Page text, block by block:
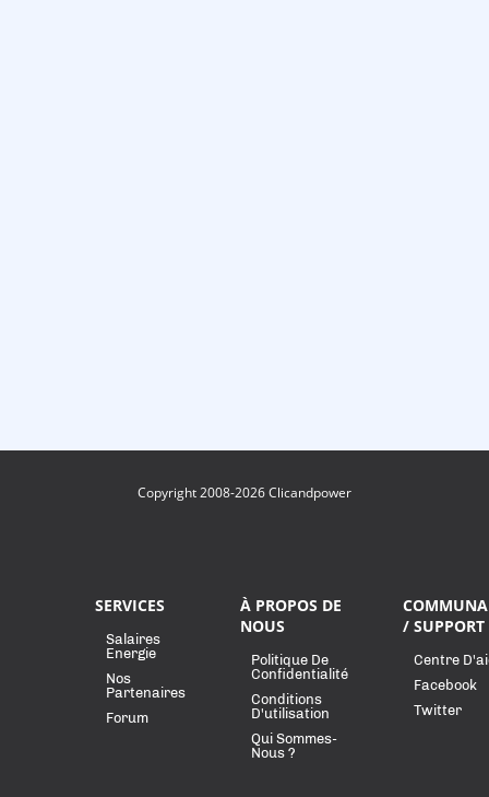
Copyright 2008-2026 Clicandpower
SERVICES
Salaires
Energie
Nos
Partenaires
Forum
À PROPOS DE
NOUS
Politique De
Confidentialité
Conditions
D'utilisation
Qui Sommes-
Nous ?
/ SUPPORT
Centre
Facebook
Twitter